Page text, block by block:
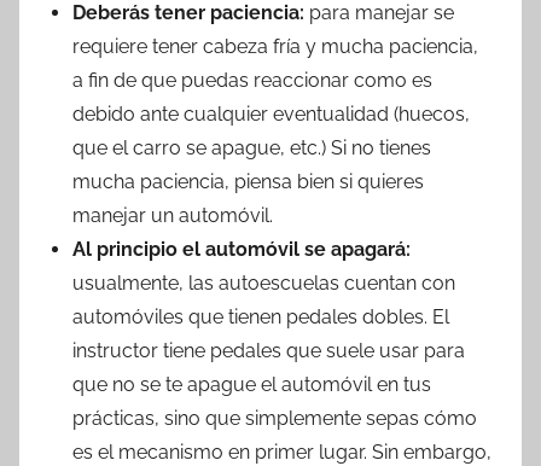
Deberás tener paciencia: para manejar se
requiere tener cabeza fría y mucha paciencia,
a fin de que puedas reaccionar como es
debido ante cualquier eventualidad (huecos,
que el carro se apague, etc.) Si no tienes
mucha paciencia, piensa bien si quieres
manejar un automóvil.
Al principio el automóvil se apagará:
usualmente, las autoescuelas cuentan con
automóviles que tienen pedales dobles. El
instructor tiene pedales que suele usar para
que no se te apague el automóvil en tus
prácticas, sino que simplemente sepas cómo
es el mecanismo en primer lugar. Sin embargo,